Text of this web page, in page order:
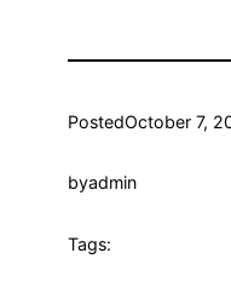
PostedOctober 7,
byadmin
Tags: